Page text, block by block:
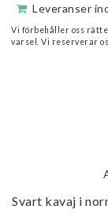
Leveranser
Vi förbehåller oss
varsel. Vi reserverar
Svart kavaj i